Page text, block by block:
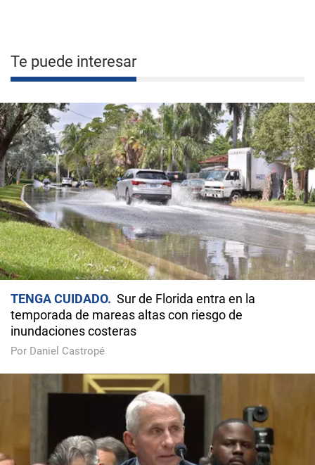
Te puede interesar
TENGA CUIDADO
Sur de Florida entra en la
temporada de mareas altas con riesgo de
inundaciones costeras
Por Daniel Castropé